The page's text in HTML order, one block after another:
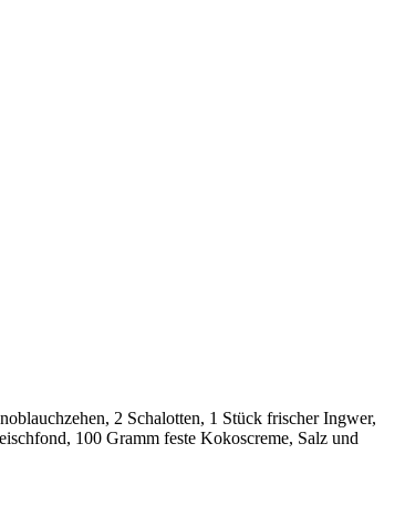
2 Schalotten, 1 Stück frischer Ingwer,
100 Gramm feste Kokoscreme, Salz und